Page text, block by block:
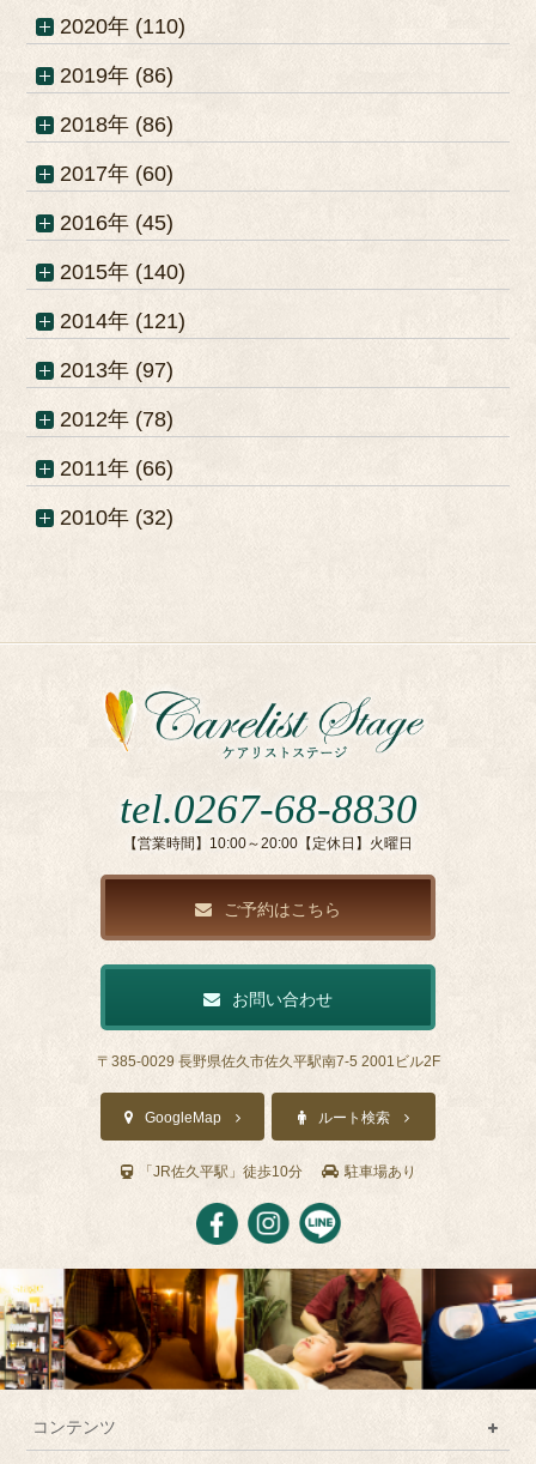
2020年 (110)
2019年 (86)
2018年 (86)
2017年 (60)
2016年 (45)
2015年 (140)
2014年 (121)
2013年 (97)
2012年 (78)
2011年 (66)
2010年 (32)
tel.0267-68-8830
【営業時間】10:00～20:00【定休日】火曜日
ご予約はこちら
お問い合わせ
〒385-0029 長野県佐久市佐久平駅南7-5 2001ビル2F
GoogleMap ルート検索
「JR佐久平駅」徒歩10分 駐車場あり
コンテンツ